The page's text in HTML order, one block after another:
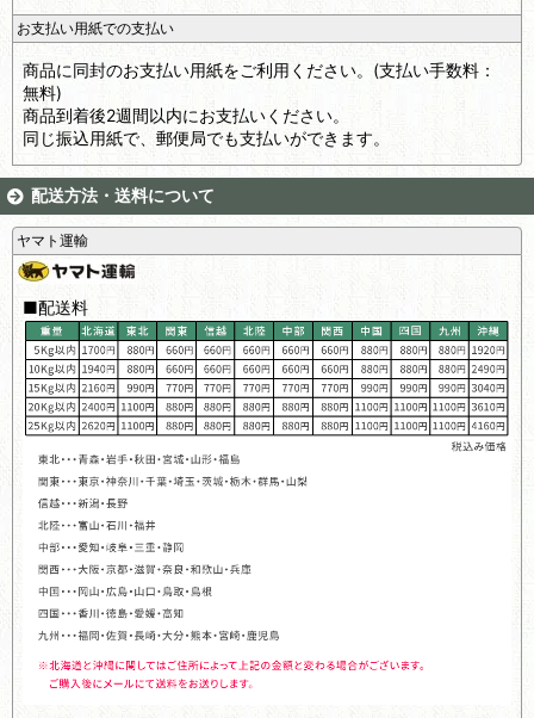
お支払い用紙での支払い
商品に同封のお支払い用紙をご利用ください。(支払い手数料：
無料)
商品到着後2週間以内にお支払いください。
同じ振込用紙で、郵便局でも支払いができます。
配送方法・送料について
ヤマト運輸
■配送料